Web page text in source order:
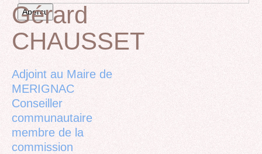
Back
to
Gérard
CHAUSSET
Adjoint au Maire de
MERIGNAC
Conseiller
communautaire
membre de la
commission